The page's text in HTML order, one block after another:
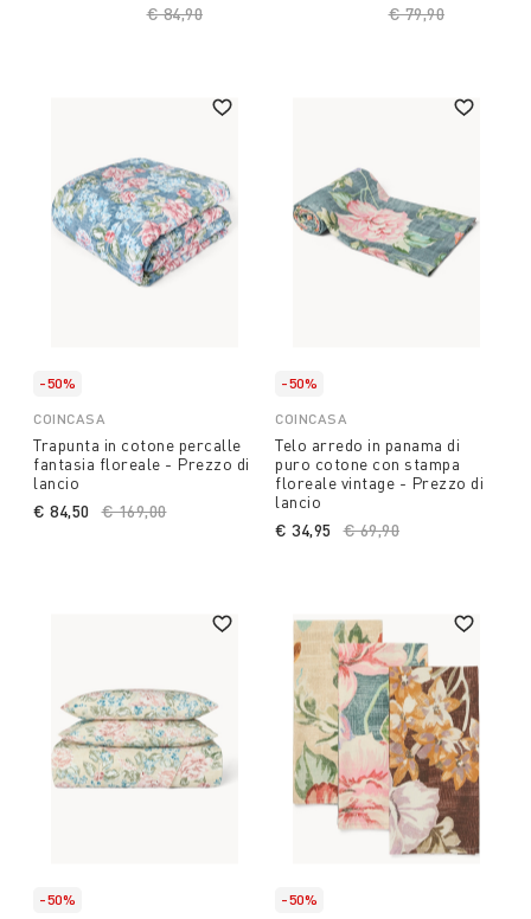
Price reduced from
€ 84,90
Price reduced
€ 79,90
-50%
COINCASA
Trapunta in cotone percalle
fantasia floreale - Prezzo di
lancio
Price reduced from
€ 169,00to
€ 84,50
-50%
COINCASA
Telo arredo in panama di
puro cotone con stampa
floreale vintage - Prezzo di
lancio
Price reduced from
€ 69,90
€ 34,95
-50%
-50%